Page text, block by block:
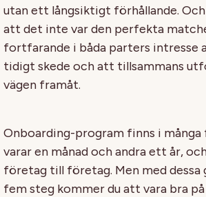
utan ett långsiktigt förhållande.
att det inte var den perfekta
fortfarande i båda parters intresse
tidigt skede och att tillsammans
vägen framåt.
Onboarding-program finns i många
varar en månad och andra ett år,
företag till företag. Men med dessa
fem steg kommer du att vara bra